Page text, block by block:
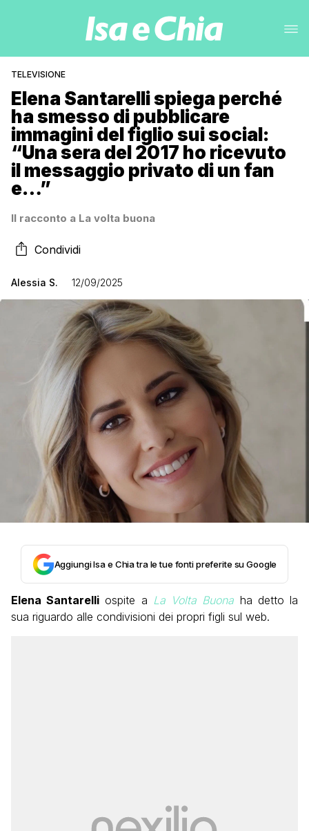
TELEVISIONE
Elena Santarelli spiega perché
ha smesso di pubblicare
immagini del figlio sui social:
“Una sera del 2017 ho ricevuto
il messaggio privato di un fan
e…”
Il racconto a La volta buona
Condividi
Alessia S. 12/09/2025
Aggiungi Isa e Chia tra le tue fonti preferite su Google
Elena Santarelli ospite a La Volta Buona ha detto la
sua riguardo alle condivisioni dei propri figli sul web.